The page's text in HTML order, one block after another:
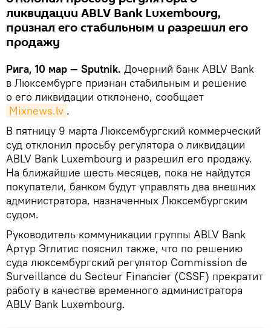
ликвидации ABLV Bank Luxembourg,
признал его стабильным и разрешил его
продажу
Рига, 10 мар — Sputnik. Дочерний банк ABLV Bank
в Люксембурге признан стабильным и решение
о его ликвидации отклонено, сообщает
Mixnews.lv .
В пятницу 9 марта Люксембургский коммерческий
суд отклонил просьбу регулятора о ликвидации
ABLV Bank Luxembourg и разрешил его продажу.
На ближайшие шесть месяцев, пока не найдутся
покупатели, банком будут управлять два внешних
администратора, назначенных Люксембургским
судом.
Руководитель коммуникации группы ABLV Bank
Артур Эглитис пояснил также, что по решению
суда люксембургский регулятор Commission de
Surveillance du Secteur Financier (CSSF) прекратит
работу в качестве временного администратора
ABLV Bank Luxembourg.